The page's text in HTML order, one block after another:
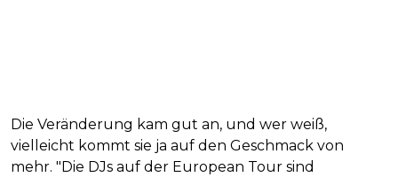
Die Veränderung kam gut an, und wer weiß,
vielleicht kommt sie ja auf den Geschmack von
mehr. "Die DJs auf der European Tour sind